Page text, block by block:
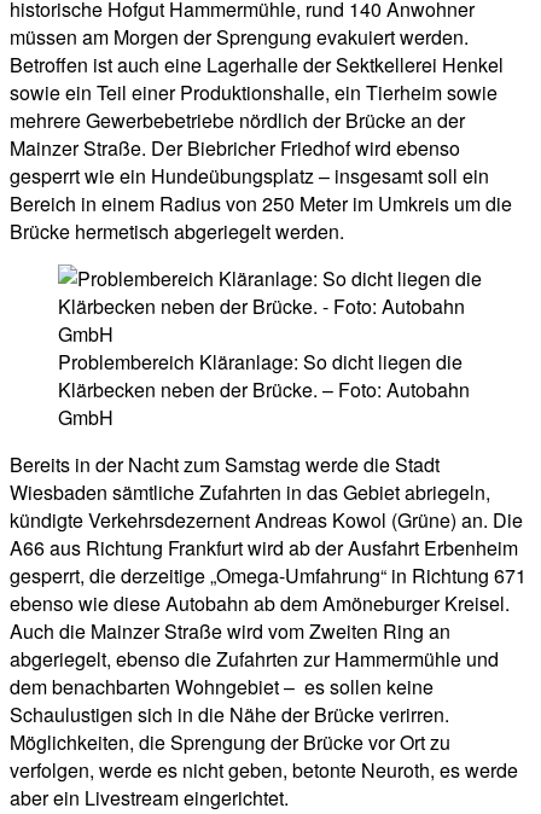
historische Hofgut Hammermühle, rund 140 Anwohner
müssen am Morgen der Sprengung evakuiert werden.
Betroffen ist auch eine Lagerhalle der Sektkellerei Henkel
sowie ein Teil einer Produktionshalle, ein Tierheim sowie
mehrere Gewerbebetriebe nördlich der Brücke an der
Mainzer Straße. Der Biebricher Friedhof wird ebenso
gesperrt wie ein Hundeübungsplatz – insgesamt soll ein
Bereich in einem Radius von 250 Meter im Umkreis um die
Brücke hermetisch abgeriegelt werden.
Problembereich Kläranlage: So dicht liegen die
Klärbecken neben der Brücke. – Foto: Autobahn
GmbH
Bereits in der Nacht zum Samstag werde die Stadt
Wiesbaden sämtliche Zufahrten in das Gebiet abriegeln,
kündigte Verkehrsdezernent Andreas Kowol (Grüne) an. Die
A66 aus Richtung Frankfurt wird ab der Ausfahrt Erbenheim
gesperrt, die derzeitige „Omega-Umfahrung“ in Richtung 671
ebenso wie diese Autobahn ab dem Amöneburger Kreisel.
Auch die Mainzer Straße wird vom Zweiten Ring an
abgeriegelt, ebenso die Zufahrten zur Hammermühle und
dem benachbarten Wohngebiet – es sollen keine
Schaulustigen sich in die Nähe der Brücke verirren.
Möglichkeiten, die Sprengung der Brücke vor Ort zu
verfolgen, werde es nicht geben, betonte Neuroth, es werde
aber ein Livestream eingerichtet.